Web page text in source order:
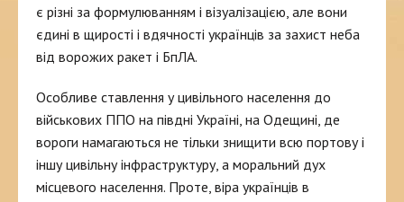
є різні за формулюванням і візуалізацією, але вони
єдині в щирості і вдячності українців за захист неба
від ворожих ракет і БпЛА.
Особливе ставлення у цивільного населення до
військових ППО на півдні Україні, на Одещині, де
вороги намагаються не тільки знищити всю портову і
іншу цивільну інфраструктуру, а моральний дух
місцевого населення. Проте, віра українців в